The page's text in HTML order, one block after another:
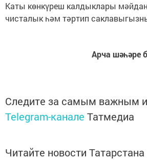
Каты көнкүреш калдыклары
чисталык һәм тәртип
Арча шәһәре
Следите за самым важным
Telegram-канале Татмедиа
Читайте новости Татарстана